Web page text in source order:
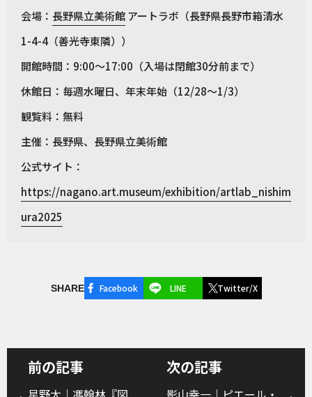
会場： 長野県立美術館アートラボ（長野県長野市箱清水
1-4-4（善光寺東隣））
開館時間：9:00～17:00（入場は閉館30分前まで）
休館日：毎週水曜日、年末年始（12/28〜1/3）
観覧料：無料
主催：長野県、長野県立美術館
公式サイト：
https://nagano.art.museum/exhibition/artlab_nishim
ura2025
SHARE Facebook LINE Twitter/X
前の記事 次の記事